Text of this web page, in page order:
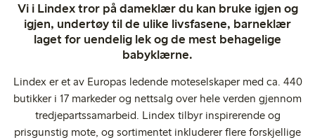
Vi i Lindex tror på dameklær du kan bruke igjen og
igjen, undertøy til de ulike livsfasene, barneklær
laget for uendelig lek og de mest behagelige
babyklærne.
Lindex er et av Europas ledende moteselskaper med ca. 440
butikker i 17 markeder og nettsalg over hele verden gjennom
tredjepartssamarbeid. Lindex tilbyr inspirerende og
prisgunstig mote, og sortimentet inkluderer flere forskjellige